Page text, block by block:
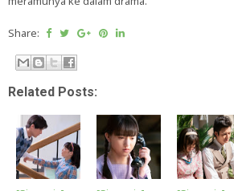
Share:
Related Posts: